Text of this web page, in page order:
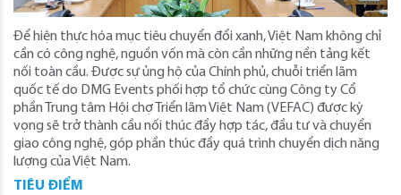
Để hiện thực hóa mục tiêu chuyển đổi xanh, Việt Nam không chỉ
cần có công nghệ, nguồn vốn mà còn cần những nền tảng kết
nối toàn cầu. Được sự ủng hộ của Chính phủ, chuỗi triển lãm
quốc tế do DMG Events phối hợp tổ chức cùng Công ty Cổ
phần Trung tâm Hội chợ Triển lãm Việt Nam (VEFAC) được kỳ
vọng sẽ trở thành cầu nối thúc đẩy hợp tác, đầu tư và chuyển
giao công nghệ, góp phần thúc đẩy quá trình chuyển dịch năng
lượng của Việt Nam.
TIÊU ĐIỂM